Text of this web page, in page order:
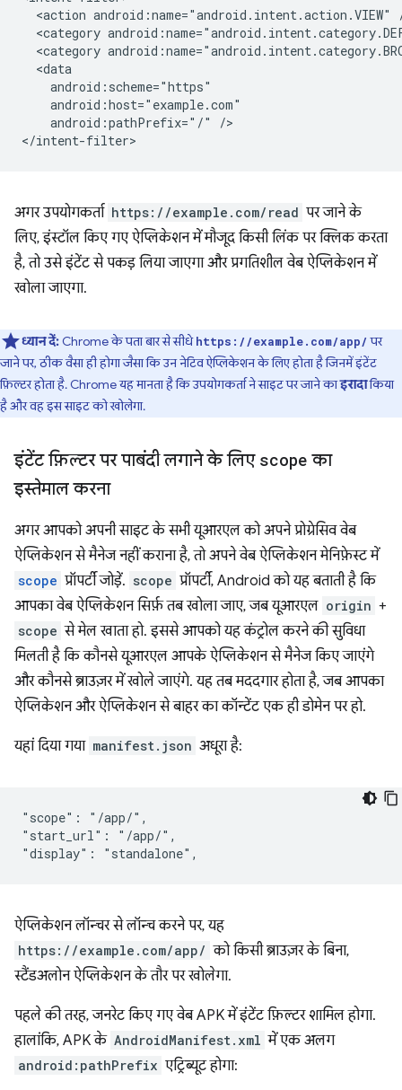
<action android:name="android.intent.action.VIEW"
<category
<category
android:pathPrefix="/"
/>
अगर उपयोगकर्ता https://example.com/read पर जाने के
लिए, इंस्टॉल किए गए ऐप्लिकेशन में मौजूद किसी लिंक पर क्लिक करता
है, तो उसे इंटेंट से पकड़ लिया जाएगा और प्रगतिशील वेब ऐप्लिकेशन में
खोला जाएगा.
ध्यान दें: Chrome के पता बार से सीधेhttps://example.com/app/पर
जाने पर, ठीक वैसा ही होगा जैसा कि उन नेटिव ऐप्लिकेशन के लिए होता है जिनमें इंटेंट
फ़िल्टर होता है. Chrome यह मानता है कि उपयोगकर्ता ने साइट पर जाने काइरादाकिया
है और वह इस साइट को खोलेगा.
इंटेंट फ़िल्टर पर पाबंदी लगाने के लिए scope का
इस्तेमाल करना
अगर आपको अपनी साइट के सभी यूआरएल को अपने प्रोग्रेसिव वेब
ऐप्लिकेशन से मैनेज नहीं कराना है, तो अपने वेब ऐप्लिकेशन मेनिफ़ेस्ट में
scope प्रॉपर्टी जोड़ें. scope प्रॉपर्टी, Android को यह बताती है कि
आपका वेब ऐप्लिकेशन सिर्फ़ तब खोला जाए, जब यूआरएल origin +
scope से मेल खाता हो. इससे आपको यह कंट्रोल करने की सुविधा
मिलती है कि कौनसे यूआरएल आपके ऐप्लिकेशन से मैनेज किए जाएंगे
और कौनसे ब्राउज़र में खोले जाएंगे. यह तब मददगार होता है, जब आपका
ऐप्लिकेशन और ऐप्लिकेशन से बाहर का कॉन्टेंट एक ही डोमेन पर हो.
यहां दिया गया manifest.json अधूरा है:
"scope": "/app/",
"start_url": "/app/",
ऐप्लिकेशन लॉन्चर से लॉन्च करने पर, यह
https://example.com/app/ को किसी ब्राउज़र के बिना,
स्टैंडअलोन ऐप्लिकेशन के तौर पर खोलेगा.
पहले की तरह, जनरेट किए गए वेब APK में इंटेंट फ़िल्टर शामिल होगा.
हालांकि, APK के AndroidManifest.xml में एक अलग
android:pathPrefix एट्रिब्यूट होगा: